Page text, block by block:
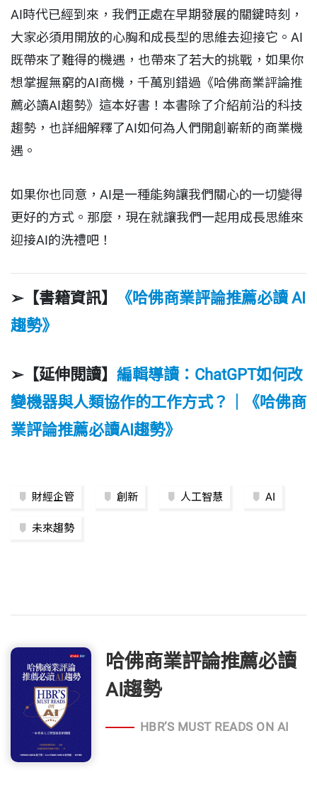
AI時代已經到來，我們正處在早期發展的關鍵時刻，
大家必須用開放的心胸和成長型的思維去迎接它。AI
既帶來了難得的機遇，也帶來了若大的挑戰，如果你
想掌握無窮的AI商機，千萬別錯過《哈佛商業評論推
薦必讀AI趨勢》這本好書！本書除了介紹前沿的科技
趨勢，也詳細解釋了AI如何為人們開創嶄新的商業機
遇。
如果你也同意，AI是一種能夠讓我們關心的一切變得
更好的方式。那麼，現在就讓我們一起用成長思維來
迎接AI的洗禮吧！
➢【書籍資訊】
《哈佛商業評論推薦必讀 AI
趨勢》
➢【延伸閱讀】 編輯導讀：ChatGPT如何改
變機器與人類協作的工作方式？｜《哈佛商
業評論推薦必讀AI趨勢》
財經企管 創新 人工智慧 AI
未來趨勢
哈佛商業評論推薦必讀
AI趨勢
HBR’S MUST READS ON AI